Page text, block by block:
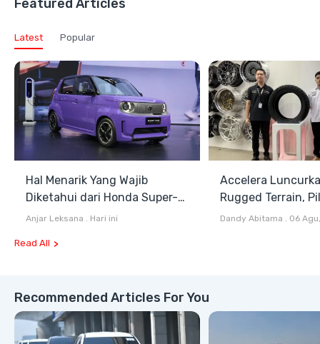
Featured Articles
Latest Popular
Hal Menarik Yang Wajib
Diketahui dari Honda Super-
ONE Selain Harga
Anjar Leksana . Hari ini
Accelera
Rugged Terrain,
Antara All Terrain
Dandy Abitama . 06
Read All
Recommended Articles For You